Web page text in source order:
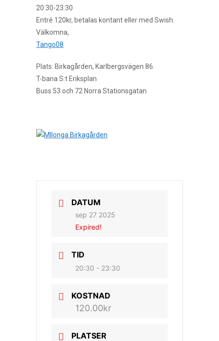
20:30-23:30
Entré 120kr, betalas kontant eller med Swish.
Välkomna,
Tango08
Plats: Birkagården, Karlbergsvägen 86.
T-bana S:t Eriksplan
Buss 53 och 72 Norra Stationsgatan
DATUM
sep 27 2025
Expired!
TID
20:30 - 23:30
KOSTNAD
120.00kr
PLATSER